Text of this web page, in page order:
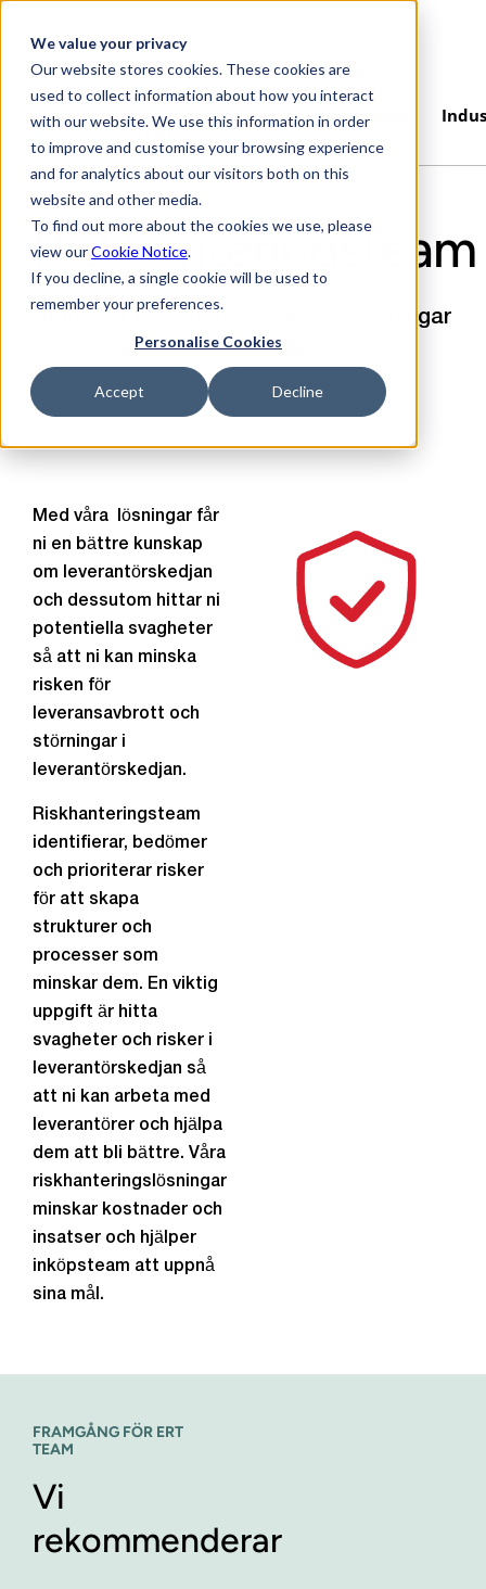
We value your privacy
Our website stores cookies. These cookies are
used to collect information about how you interact
with our website. We use this information in order
to improve and customise your browsing experience
and for analytics about our visitors both on this
website and other media.
To find out more about the cookies we use, please
view ourCookie Notice.
If you decline, a single cookie will be used to
remember your preferences.
Personalise Cookies
Accept Decline
Produkt
Strategiska
partners
Riskhanteringsteam
Vi förstår era affärsbehov. Våra lösningar
skapar trygghet.
Med våra lösningar får
ni en bättre kunskap
om leverantörskedjan
och dessutom hittar ni
potentiella svagheter
så att ni kan minska
risken för
leveransavbrott och
störningar i
leverantörskedjan.
Riskhanteringsteam
identifierar, bedömer
och prioriterar risker
för att skapa
strukturer och
processer som
minskar dem. En viktig
uppgift är hitta
svagheter och risker i
leverantörskedjan så
att ni kan arbeta med
leverantörer och hjälpa
dem att bli bättre. Våra
riskhanteringslösningar
minskar kostnader och
insatser och hjälper
inköpsteam att uppnå
sina mål.
FRAMGÅNG FÖR ERT
TEAM
Vi
rekommenderar